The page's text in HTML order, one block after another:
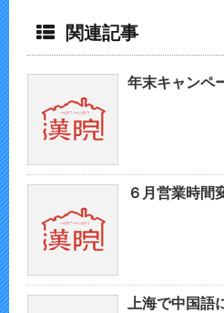
関連記事
年末キャンペ
６月営業時間
上海で中国